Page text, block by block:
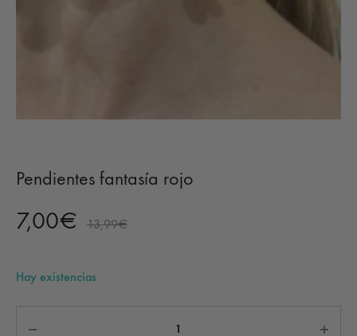
Pendientes fantasía rojo
7,00€ 13,99€
Hay existencias